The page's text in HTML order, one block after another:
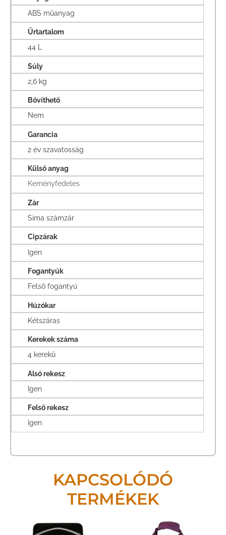
ABS műanyag
Űrtartalom
44 L
Súly
2,6 kg
Bővíthető
Nem
Garancia
2 év szavatosság
Külső anyag
Keményfedeles
Zár
Sima számzár
Cipzárak
Igen
Fogantyúk
Felső fogantyú
Húzókar
Kétszáras
Kerekek száma
4 kerekű
Alsó rekesz
Igen
Felső rekesz
Igen
KAPCSOLÓDÓ
TERMÉKEK